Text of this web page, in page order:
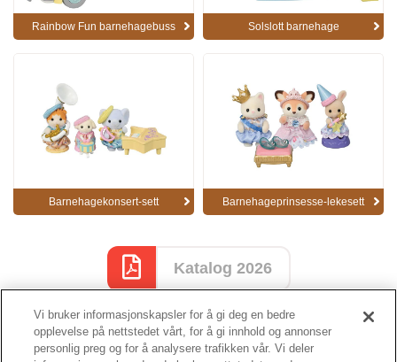
Rainbow Fun barnehagebuss Solslott barnehage
Barnehagekonsert-sett Barnehageprinsesse-lekesett
Katalog 2026
Katalog side
Vi bruker informasjonskapsler for å gi deg en bedre
opplevelse på nettstedet vårt, for å gi innhold og annonser
personlig preg og for å analysere trafikken vår. Vi deler